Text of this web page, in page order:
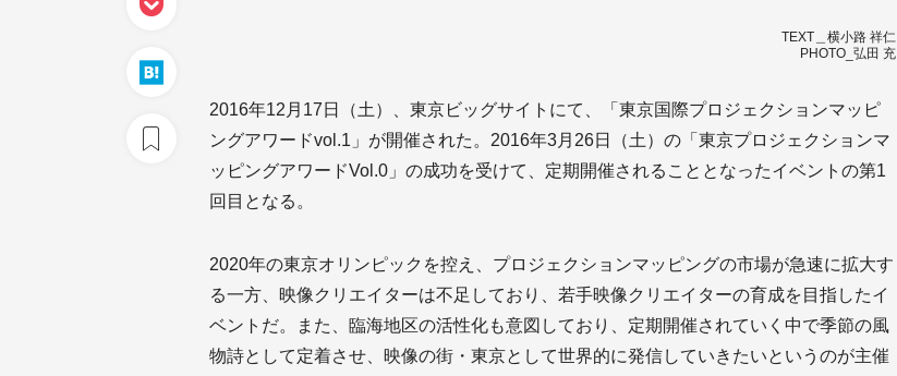
TEXT＿横小路 祥仁
PHOTO_弘田 充
2016年12月17日（土）、東京ビッグサイトにて、「東京国際プロジェクションマッピ
ングアワードvol.1」が開催された。2016年3月26日（土）の「東京プロジェクションマ
ッピングアワードVol.0」の成功を受けて、定期開催されることとなったイベントの第1
回目となる。
2020年の東京オリンピックを控え、プロジェクションマッピングの市場が急速に拡大す
る一方、映像クリエイターは不足しており、若手映像クリエイターの育成を目指したイ
ベントだ。また、臨海地区の活性化も意図しており、定期開催されていく中で季節の風
物詩として定着させ、映像の街・東京として世界的に発信していきたいというのが主催